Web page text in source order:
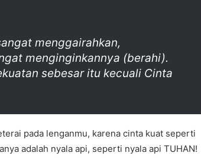
menggairahkan,
menginginkannya (berahi).
sebesar itu kecuali Cinta
pada lenganmu, karena cinta kuat seperti
adalah nyala api, seperti nyala api TUHAN!